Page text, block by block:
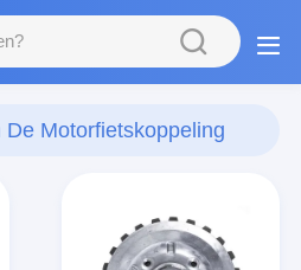
Motorfietskoppeling